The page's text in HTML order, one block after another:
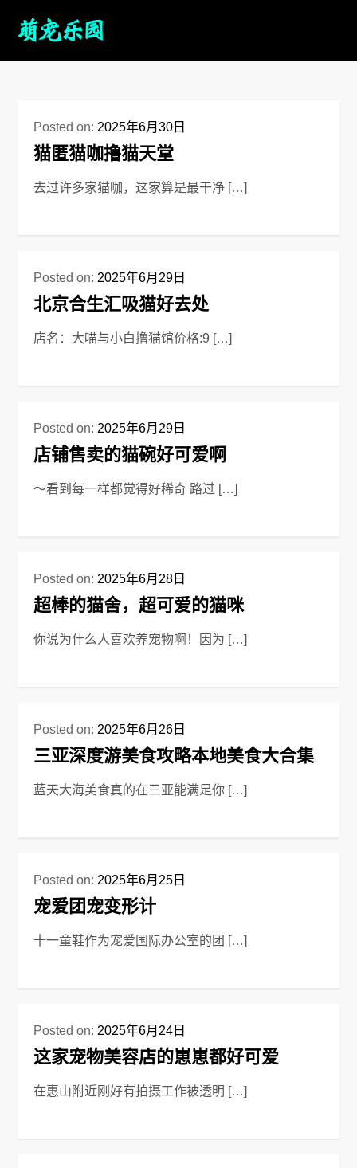
Posted on: 2025年6月30日
猫匿猫咖撸猫天堂
去过许多家猫咖，这家算是最干净 […]
Posted on: 2025年6月29日
北京合生汇吸猫好去处
店名：大喵与小白撸猫馆价格:9 […]
Posted on: 2025年6月29日
店铺售卖的猫碗好可爱啊
～看到每一样都觉得好稀奇 路过 […]
Posted on: 2025年6月28日
超棒的猫舍，超可爱的猫咪
你说为什么人喜欢养宠物啊！因为 […]
Posted on: 2025年6月26日
三亚深度游美食攻略本地美食大合集
蓝天大海美食真的在三亚能满足你 […]
Posted on: 2025年6月25日
宠爱团宠变形计
十一童鞋作为宠爱国际办公室的团 […]
Posted on: 2025年6月24日
这家宠物美容店的崽崽都好可爱
在惠山附近刚好有拍摄工作被透明 […]